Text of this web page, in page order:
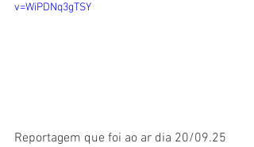
v=WiPDNq3gTSY
Reportagem que foi ao ar dia 20/09.25